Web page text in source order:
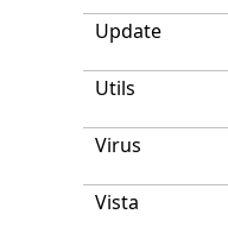
Update
Utils
Virus
Vista